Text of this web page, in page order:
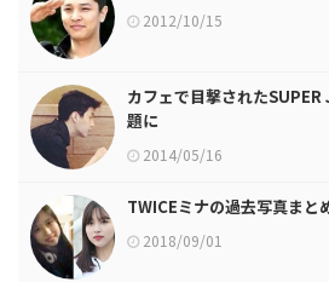
2012/10/15
カフェで目撃された
題に
2014/05/16
TWICEミナの過去写真まと
2018/09/01